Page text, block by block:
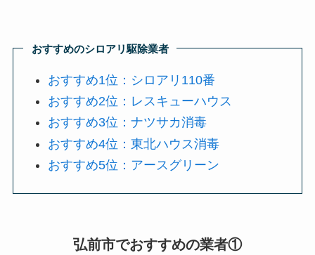
おすすめのシロアリ駆除業者
おすすめ1位：シロアリ110番
おすすめ2位：レスキューハウス
おすすめ3位：ナツサカ消毒
おすすめ4位：東北ハウス消毒
おすすめ5位：アースグリーン
弘前市でおすすめの業者①